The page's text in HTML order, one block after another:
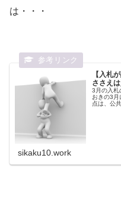
は・・・
【入札
ささえ
3月の入札
おきの3月
点は、公
sikaku10.work